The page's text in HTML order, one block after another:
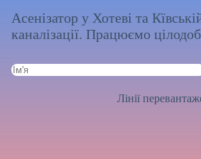
Асенізатор у Хотеві та
каналізації. Працюємо
Лінії